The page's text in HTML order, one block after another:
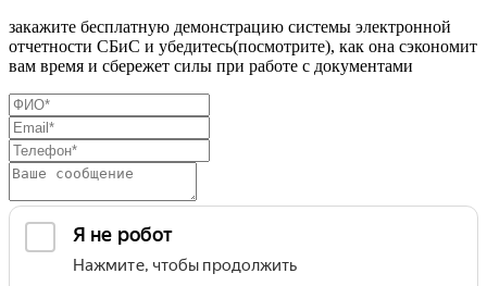
закажите бесплатную демонстрацию системы электронной
отчетности СБиС и убедитесь(посмотрите), как она сэкономит
вам время и сбережет силы при работе с документами